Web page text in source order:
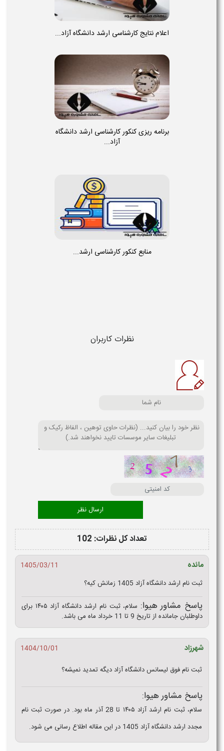
اعلام نتایج کارشناسی ارشد دانشگاه آزاد...
برنامه ریزی کنکور کارشناسی ارشد دانشگاه
آزاد...
منابع کنکور کارشناسی ارشد...
نظرات کاربران
تعداد کل نظرات: 102
مائده
1405/03/11
ثبت نام ارشد دانشگاه آزاد 1405 زمانش کیه؟
پاسخ مشاور هیوا:
سلام، ثبت نام ارشد دانشگاه آزاد ۱۴۰۵ برای
داوطلبان جامانده از تاریخ 9 تا 11 خرداد ماه می باشد.
شهرزاد
1404/10/01
ثبت نام فوق لیسانس دانشگاه آزاد دیگه تمدید نمیشه؟
پاسخ مشاور هیوا:
سلام، ثبت نام ارشد آزاد ۱۴۰۵ تا 28 آذر ماه بود. در صورت ثبت نام
مجدد ارشد دانشگاه آزاد 1405 در این مقاله اطلاع رسانی می شود.